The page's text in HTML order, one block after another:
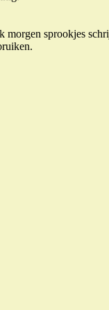
morgen sprookjes